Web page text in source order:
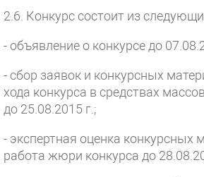
2.6. Конкурс состоит из
- объявление о конкурсе до
- сбор заявок и конкурсных
хода конкурса в средствах
до 25.08.2015 г.;
- экспертная оценка конкурсных
работа жюри конкурса до